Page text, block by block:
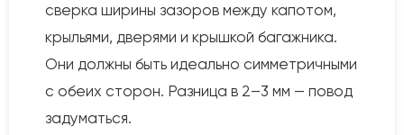
сверка ширины зазоров между капотом,
крыльями, дверями и крышкой багажника.
Они должны быть идеально симметричными
с обеих сторон. Разница в 2–3 мм — повод
задуматься.